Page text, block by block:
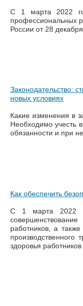
С 1 марта 2022
профессиональных
России от 28
Законодательство:
новых условиях
Какие изменения в
Необходимо учесть
обязанности и при
Как обеспечить
С 1 марта 2022
работников, а
здоровья